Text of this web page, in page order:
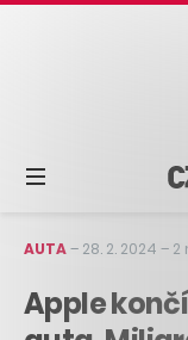
AUTA– 28. 2. 2024 – 2
Apple